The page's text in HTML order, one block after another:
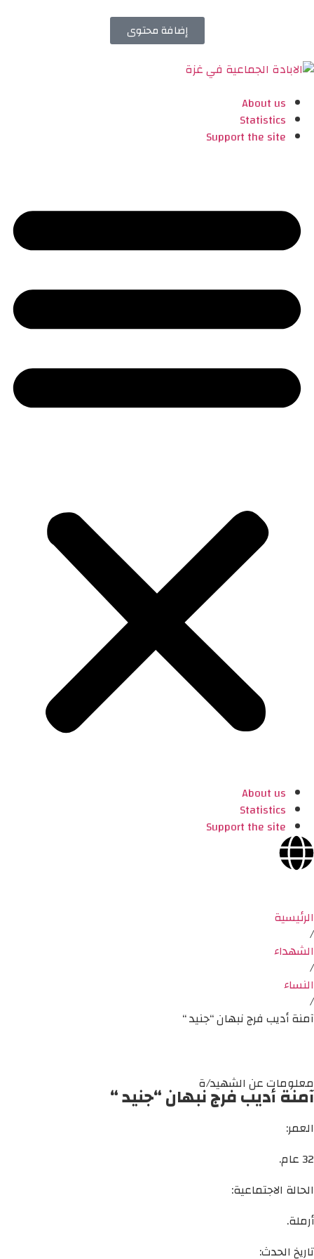
إضافة محتوى
About us
Statistics
Support the site
About us
Statistics
Support the site
الرئيسية
/
الشهداء
/
النساء
/
آمنة أديب فرج نبهان “جنيد “
معلومات عن الشهيد/ة
آمنة أديب فرج نبهان “جنيد “
العمر:
32 عام.
الحالة الاجتماعية:
أرملة.
تاريخ الحدث: